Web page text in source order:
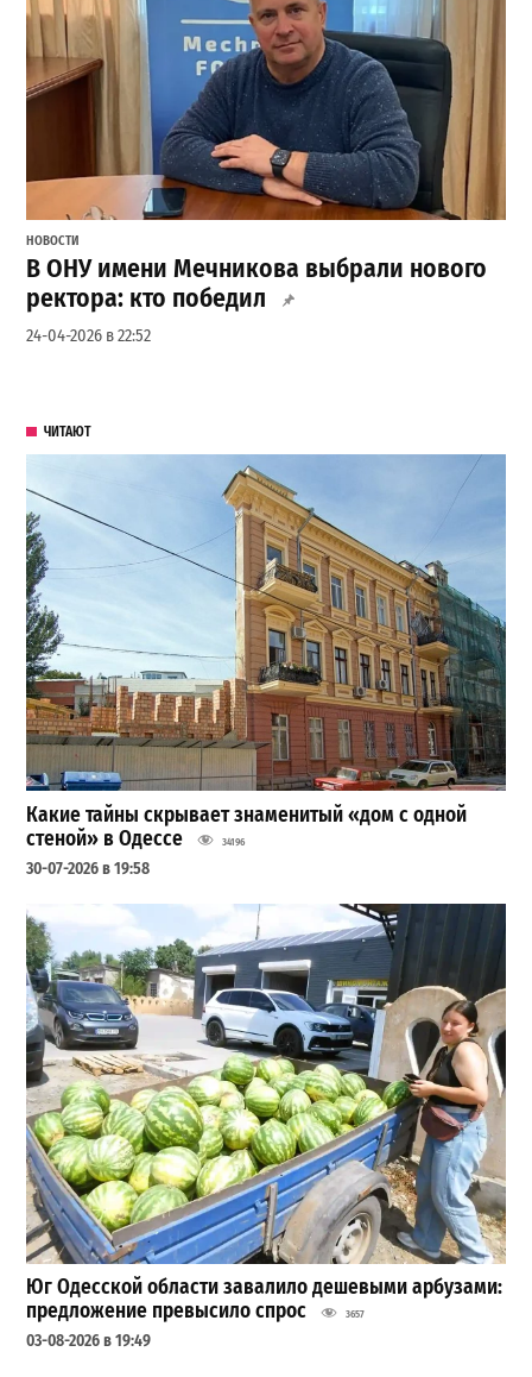
НОВОСТИ
В ОНУ имени Мечникова выбрали нового
ректора: кто победил
24-04-2026 в 22:52
ЧИТАЮТ
Какие тайны скрывает знаменитый «дом с одной
стеной» в Одессе
34196
30-07-2026 в 19:58
Юг Одесской области завалило дешевыми арбузами:
предложение превысило спрос
3657
03-08-2026 в 19:49